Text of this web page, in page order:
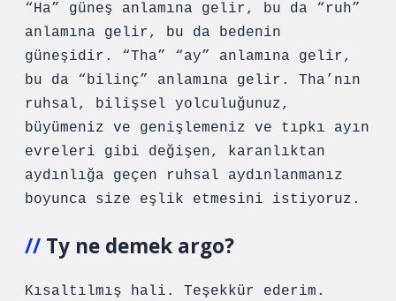
“Ha” güneş anlamına gelir, bu da “ruh”
anlamına gelir, bu da bedenin
güneşidir. “Tha” “ay” anlamına gelir,
bu da “bilinç” anlamına gelir. Tha’nın
ruhsal, bilişsel yolculuğunuz,
büyümeniz ve genişlemeniz ve tıpkı ayın
evreleri gibi değişen, karanlıktan
aydınlığa geçen ruhsal aydınlanmanız
boyunca size eşlik etmesini istiyoruz.
Ty ne demek argo?
Kısaltılmış hali. Teşekkür ederim.